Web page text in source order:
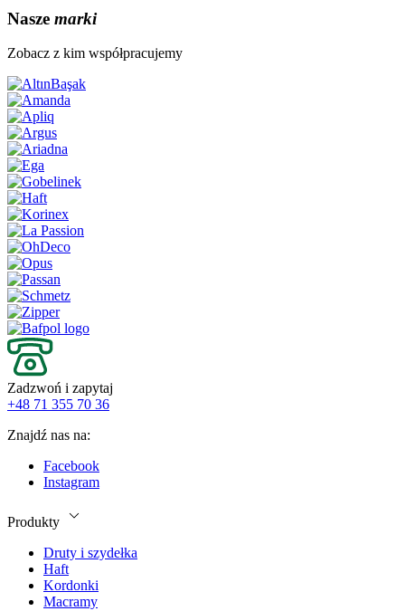
Nasze marki
Zobacz z kim współpracujemy
Zadzwoń i zapytaj
+48 71 355 70 36
Znajdź nas na:
Facebook
Instagram
Produkty
Druty i szydełka
Haft
Kordonki
Macramy